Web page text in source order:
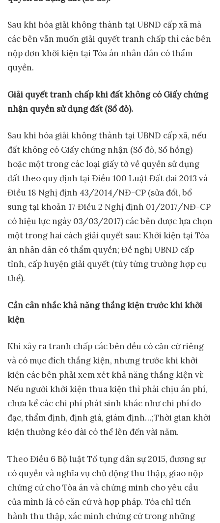
Sau khi hòa giải không thành tại UBND cấp xã mà
các bên vẫn muốn giải quyết tranh chấp thì các bên
nộp đơn khởi kiện tại Tòa án nhân dân có thẩm
quyền.
Giải quyết tranh chấp khi đất không có Giấy chứng
nhận quyền sử dụng đất (Sổ đỏ).
Sau khi hòa giải không thành tại UBND cấp xã, nếu
đất không có Giấy chứng nhận (Sổ đỏ, Sổ hồng)
hoặc một trong các loại giấy tờ về quyền sử dụng
đất theo quy định tại Điều 100 Luật Đất đai 2013 và
Điều 18 Nghị định 43/2014/NĐ-CP (sửa đổi, bổ
sung tại khoản 17 Điều 2 Nghị định 01/2017/NĐ-CP
có hiệu lực ngày 03/03/2017) các bên được lựa chọn
một trong hai cách giải quyết sau: Khởi kiện tại Tòa
án nhân dân có thẩm quyền; Đề nghị UBND cấp
tỉnh, cấp huyện giải quyết (tùy từng trường hợp cụ
thể).
Cần cân nhắckhả năng thắng kiện trước khi khởi
kiện
Khi xảy ra tranh chấp các bên đều có căn cứ riêng
và có mục đích thắng kiện, nhưng trước khi khởi
kiện các bên phải xem xét khả năng thắng kiện vì:
Nếu người khởi kiện thua kiện thì phải chịu án phí,
chưa kể các chi phí phát sinh khác như chi phí đo
đạc, thẩm định, định giá, giám định…;Thời gian khởi
kiện thường kéo dài có thể lên đến vài năm.
Theo Điều 6 Bộ luật Tố tụng dân sự 2015, đương sự
có quyền và nghĩa vụ chủ động thu thập, giao nộp
chứng cứ cho Tòa án và chứng minh cho yêu cầu
của mình là có căn cứ và hợp pháp. Tòa chỉ tiến
hành thu thập, xác minh chứng cứ trong những